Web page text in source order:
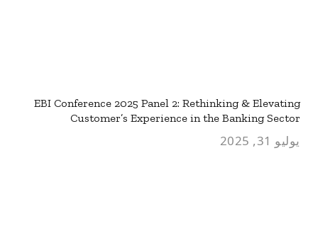
EBI Conference 2025 Panel 2: Rethinking & Elevating
Customer’s Experience in the Banking Sector
يوليو 31, 2025